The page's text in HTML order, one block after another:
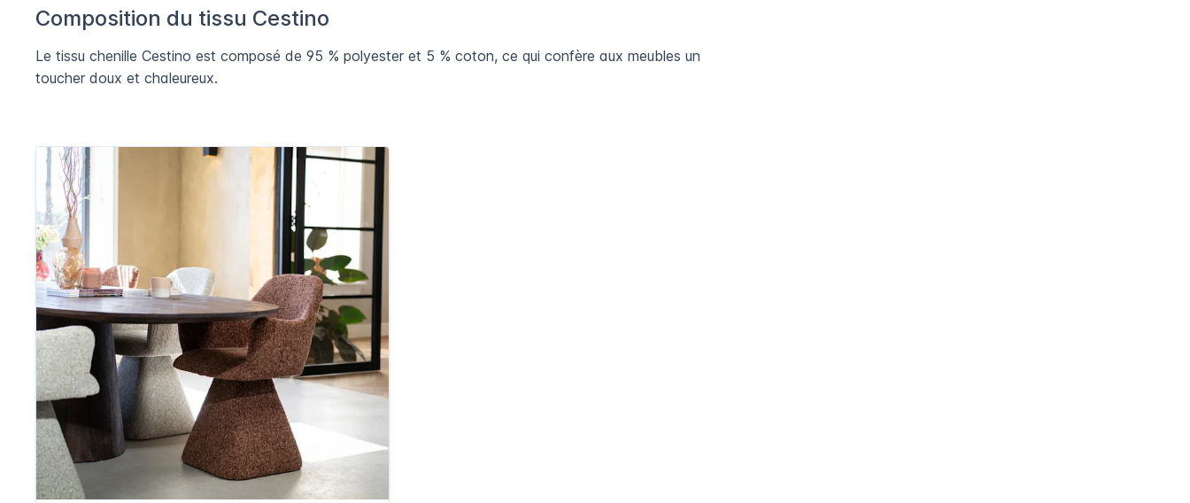
Composition du tissu Cestino
Le tissu chenille Cestino est composé de 95 % polyester et 5 % coton, ce qui confère aux meubles un
toucher doux et chaleureux.